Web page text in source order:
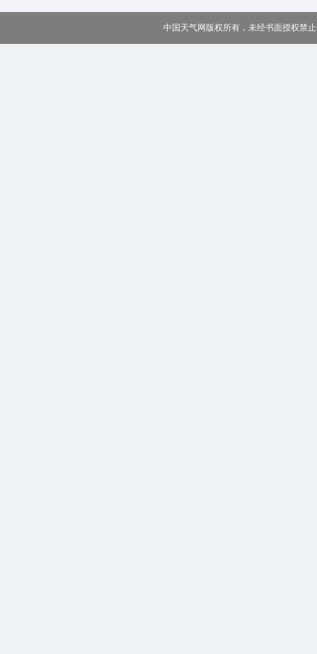
中国天气网版权所有，未经书面授权